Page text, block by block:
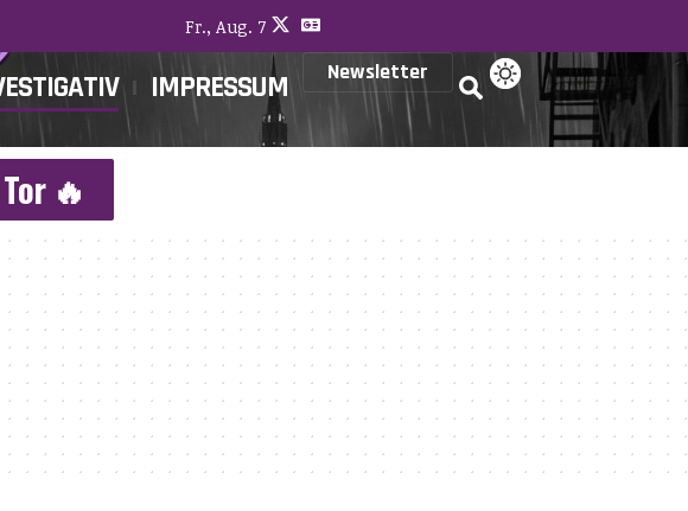
Fr., Aug. 7
IMPRESSUM Newsletter
🔥